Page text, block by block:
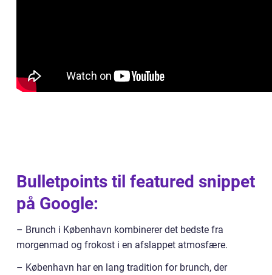
Bulletpoints til featured snippet
på Google:
– Brunch i København kombinerer det bedste fra
morgenmad og frokost i en afslappet atmosfære.
– København har en lang tradition for brunch, der